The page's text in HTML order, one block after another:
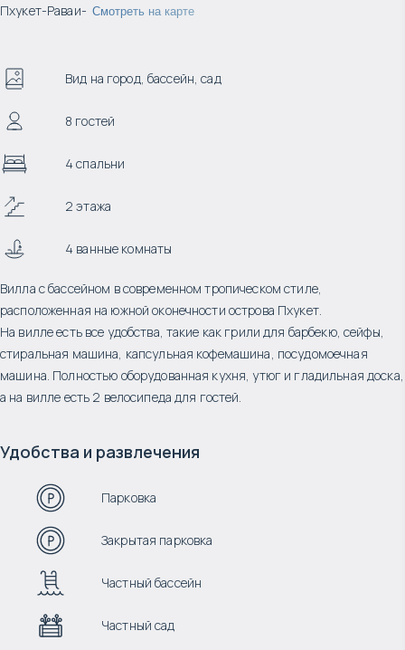
Пхукет-Раваи- Смотреть на карте
Вид на город, бассейн, сад
8 гостей
4 спальни
2 этажа
4 ванные комнаты
Вилла с бассейном в современном тропическом стиле,
расположенная на южной оконечности острова Пхукет.
На вилле есть все удобства, такие как грили для барбекю, сейфы,
стиральная машина, капсульная кофемашина, посудомоечная
машина. Полностью оборудованная кухня, утюг и гладильная доска,
а на вилле есть 2 велосипеда для гостей.
Удобства и развлечения
Парковка
Закрытая парковка
Частный бассейн
Частный сад